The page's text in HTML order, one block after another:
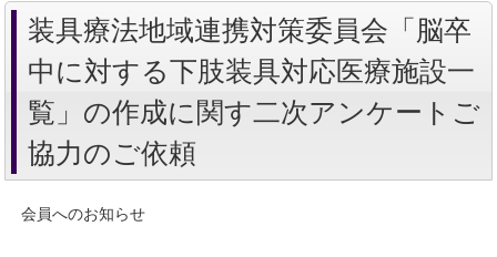
装具療法地域連携対策委員会「脳卒
中に対する下肢装具対応医療施設一
覧」の作成に関す二次アンケートご
協力のご依頼
会員へのお知らせ